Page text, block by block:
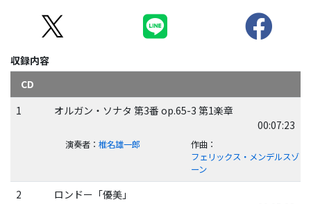
収録内容
CD
1
オルガン・ソナタ 第3番 op.65-3 第1楽章
00:07:23
演奏者： 椎名雄一郎 作曲：
フェリックス・メンデルスゾ
ーン
2
ロンドー「優美」